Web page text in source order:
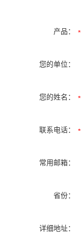
产品：
您的单位：
您的姓名：
联系电话：
常用邮箱：
省份：
详细地址：